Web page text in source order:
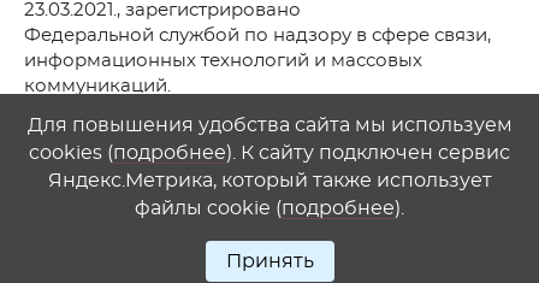
23.03.2021., зарегистрировано
Федеральной службой по надзору в сфере связи,
информационных технологий и массовых
коммуникаций.
© АО Телеканал «Первый Ростовский» (2021-2025)
Любое использование материалов сайта возможно
только при указании гиперссылки на1rostov.tv
Для повышения удобства сайта мы используем
cookies (подробнее). К сайту подключен сервис
Яндекс.Метрика, который также использует
файлы cookie (подробнее).
Принять